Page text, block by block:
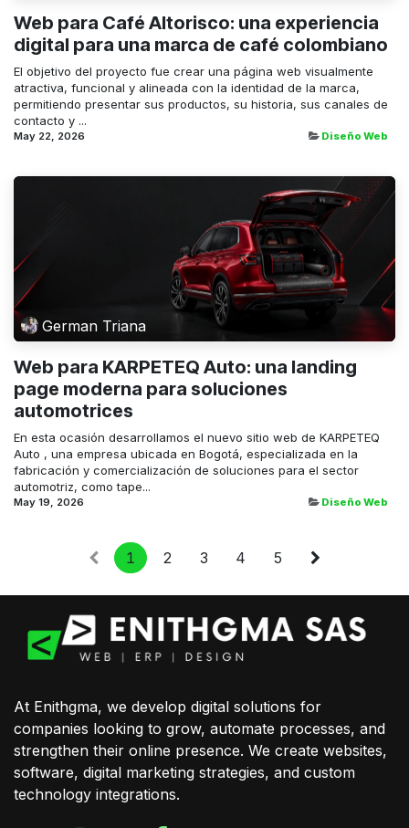
Web para Café Altorisco: una experiencia
digital para una marca de café colombiano
El objetivo del proyecto fue crear una página web visualmente
atractiva, funcional y alineada con la identidad de la marca,
permitiendo presentar sus productos, su historia, sus canales de
contacto y ...
May 22, 2026 Diseño Web
German Triana
Web para KARPETEQ Auto: una landing
page moderna para soluciones
automotrices
En esta ocasión desarrollamos el nuevo sitio web de KARPETEQ
Auto , una empresa ubicada en Bogotá, especializada en la
fabricación y comercialización de soluciones para el sector
automotriz, como tape...
May 19, 2026 Diseño Web
1 2 3 4 5
At Enithgma, we develop digital solutions for
companies looking to grow, automate processes, and
strengthen their online presence. We create websites,
software, digital marketing strategies, and custom
technology integrations.